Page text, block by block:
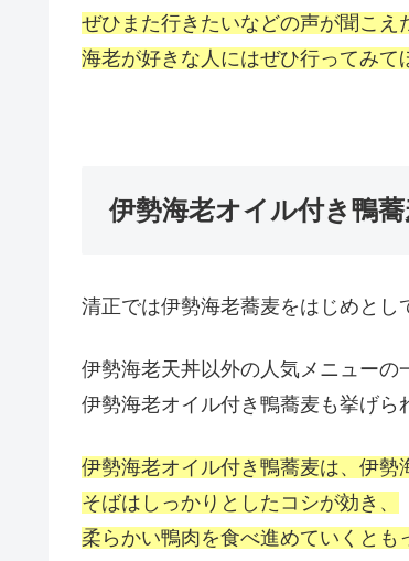
ぜひまた行きたいなどの声が聞こえ
海老が好きな人にはぜひ行ってみて
伊勢海老オイル付き鴨
清正では伊勢海老蕎麦をはじめとし
伊勢海老天丼以外の人気メニューの
伊勢海老オイル付き鴨蕎麦も挙げら
伊勢海老オイル付き鴨蕎麦は、伊勢
そばはしっかりとしたコシが効き、
柔らかい鴨肉を食べ進めていくとも